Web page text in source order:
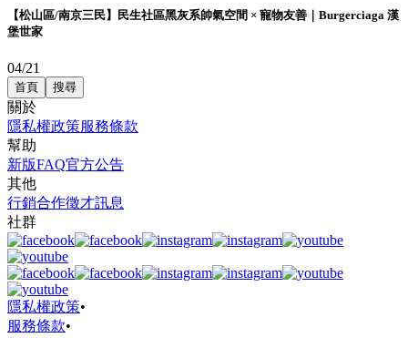
【松山區/南京三民】民生社區黑灰系帥氣空間 × 寵物友善｜Burgerciaga 漢
堡世家
04/21
首頁 搜尋
關於
隱私權政策服務條款
幫助
新版FAQ官方公告
其他
行銷合作徵才訊息
社群
隱私權政策•
服務條款•